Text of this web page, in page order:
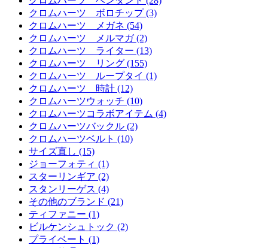
クロムハーツ ボロチップ (3)
クロムハーツ メガネ (54)
クロムハーツ メルマガ (2)
クロムハーツ ライター (13)
クロムハーツ リング (155)
クロムハーツ ループタイ (1)
クロムハーツ 時計 (12)
クロムハーツウォッチ (10)
クロムハーツコラボアイテム (4)
クロムハーツバックル (2)
クロムハーツベルト (10)
サイズ直し (15)
ジョーフォティ (1)
スターリンギア (2)
スタンリーゲス (4)
その他のブランド (21)
ティファニー (1)
ビルケンシュトック (2)
プライベート (1)